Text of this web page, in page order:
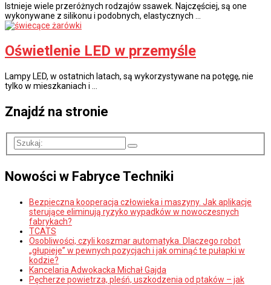
Istnieje wiele przeróżnych rodzajów ssawek. Najczęściej, są one
wykonywane z silikonu i podobnych, elastycznych …
Oświetlenie LED w przemyśle
Lampy LED, w ostatnich latach, są wykorzystywane na potęgę, nie
tylko w mieszkaniach i …
Znajdź na stronie
Nowości w Fabryce Techniki
Bezpieczna kooperacja człowieka i maszyny. Jak aplikacje
sterujące eliminują ryzyko wypadków w nowoczesnych
fabrykach?
TCATS
Osobliwości, czyli koszmar automatyka. Dlaczego robot
„głupieje” w pewnych pozycjach i jak ominąć te pułapki w
kodzie?
Kancelaria Adwokacka Michał Gajda
Pęcherze powietrza, pleśń, uszkodzenia od ptaków – jak